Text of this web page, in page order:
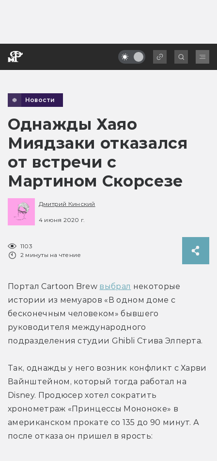
Новости
Однажды Хаяо
Миядзаки отказался
от встречи с
Мартином Скорсезе
Дмитрий Кинский
4 июня 2020 г.
1103
2 минуты на чтение
Портал Cartoon Brew выбрал некоторые
истории из мемуаров «В одном доме с
бесконечным человеком» бывшего
руководителя международного
подразделения студии Ghibli Стива Элперта.
Так, однажды у него возник конфликт с Харви
Вайнштейном, который тогда работал на
Disney. Продюсер хотел сократить
хронометраж «Принцессы Мононоке» в
американском прокате со 135 до 90 минут. А
после отказа он пришел в ярость: